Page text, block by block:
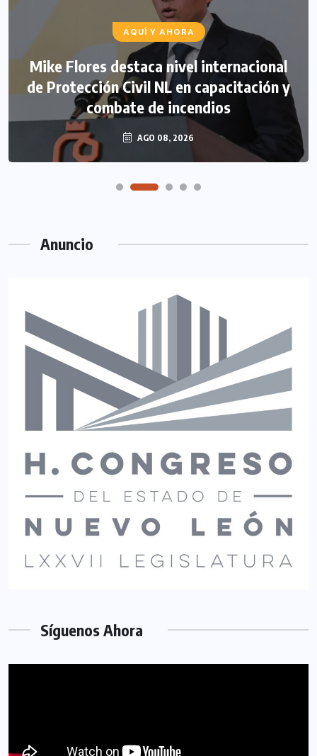
AQUÍ Y AHORA
Mike Flores destaca nivel internacional
de Protección Civil NL en capacitación y
combate de incendios
AGO 08, 2026
Anuncio
Síguenos Ahora